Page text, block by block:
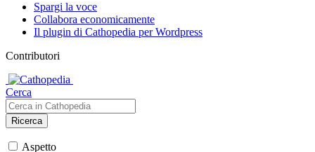
Spargi la voce
Collabora economicamente
Il plugin di Cathopedia per Wordpress
Contributori
Cerca
Ricerca
Aspetto